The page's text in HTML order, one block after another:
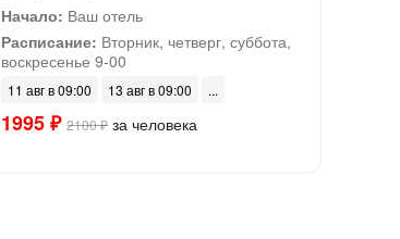
Начало: Ваш отель
Расписание: Вторник, четверг, суббота,
воскресенье 9-00
11 авг в 09:00 13 авг в 09:00
1995 ₽ 2100 ₽за человека